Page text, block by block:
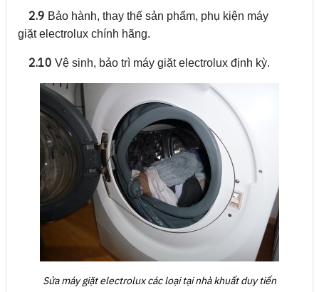
2.9 Bảo hành, thay thế sản phẩm, phụ kiện máy
giặt electrolux chính hãng.
2.10 Vệ sinh, bảo trì máy giặt electrolux định kỳ.
Sửa máy giặt electrolux các loại tại nhà khuất duy tiến